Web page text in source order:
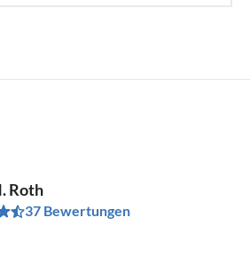
Roth
37 Bewertungen